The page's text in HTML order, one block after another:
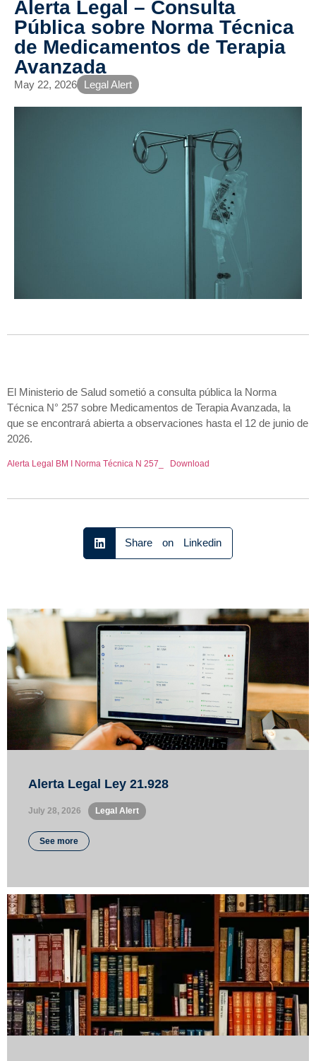
Alerta Legal – Consulta
Pública sobre Norma Técnica
de Medicamentos de Terapia
Avanzada
May 22, 2026 Legal Alert
El Ministerio de Salud sometió a consulta pública la Norma
Técnica N° 257 sobre Medicamentos de Terapia Avanzada, la
que se encontrará abierta a observaciones hasta el 12 de junio de
2026.
Alerta Legal BM I Norma Técnica N 257_ Download
Share on Linkedin
Alerta Legal Ley 21.928
July 28, 2026 Legal Alert
See more